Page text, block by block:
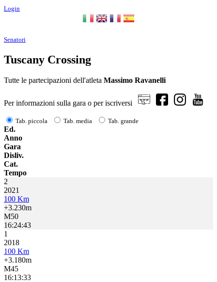
Login
Senatori
Tuscany Crossing
Tutte le partecipazioni dell'atleta Massimo Ravanelli
Per informazioni sulla gara o per iscriversi
Tab. piccola Tab. media Tab. grande
Ed.
Anno
Gara
Disliv.
Cat.
Tempo
2
2021
100 Km
+3.230m
M50
16:24:43
1
2018
100 Km
+3.180m
M45
16:13:33